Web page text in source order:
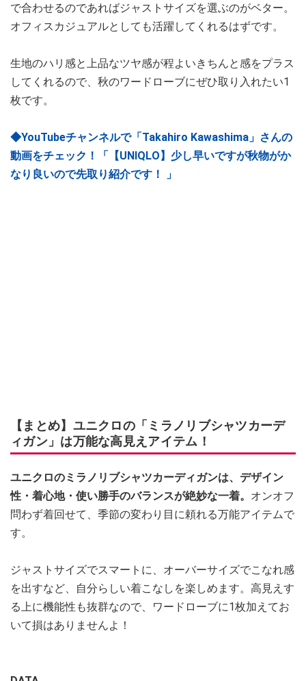
で合わせるのであればジャストサイズを選ぶのがベター。
オフィスカジュアルとしても活躍してくれるはずです。
生地のハリ感と上品なツヤ感が程よいきちんと感をプラス
してくれるので、秋のワードローブにぜひ取り入れたい1
枚です。
◆YouTubeチャンネルで「Takahiro Kawashima」さんの
動画をチェック！「【UNIQLO】少し早いですが秋物がか
なり良いので先取り紹介です！ 」
【まとめ】ユニクロの「ミラノリブシャツカーデ
ィガン」は万能な高見えアイテム！
ユニクロのミラノリブシャツカーディガンは、デザイン
性・着心地・使い勝手のバランスが絶妙な一着。 オンオフ
問わず着回せて、季節の変わり目に頼れる万能アイテムで
す。
ジャストサイズでスマートに、オーバーサイズでこなれ感
を出すなど、自分らしい着こなしを楽しめます。高見えす
る上に機能性も抜群なので、ワードローブに1枚加えてお
いて損はありませんよ！